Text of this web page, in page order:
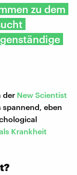
zu dem
der New Scientist
eben
Krankheit